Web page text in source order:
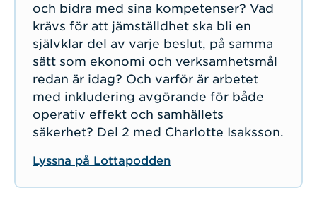
och bidra med sina kompetenser? Vad
krävs för att jämställdhet ska bli en
självklar del av varje beslut, på samma
sätt som ekonomi och verksamhetsmål
redan är idag? Och varför är arbetet
med inkludering avgörande för både
operativ effekt och samhällets
säkerhet? Del 2 med Charlotte Isaksson.
Lyssna på Lottapodden